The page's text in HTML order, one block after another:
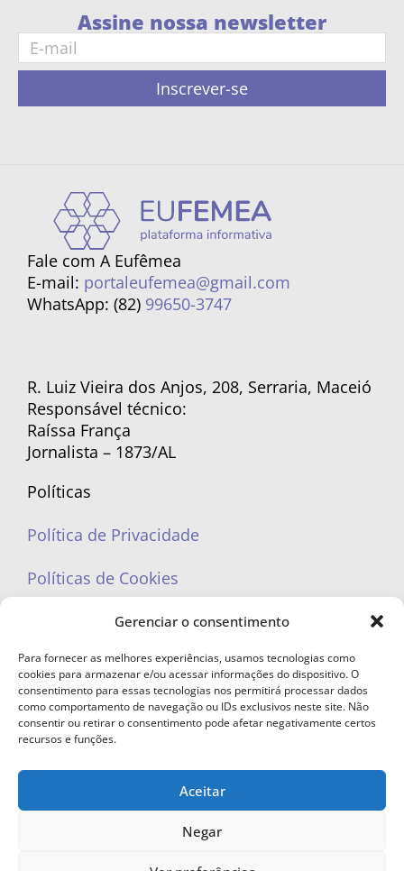
Gerenciar o consentimento
Para fornecer as melhores experiências, usamos tecnologias como
cookies para armazenar e/ou acessar informações do dispositivo. O
consentimento para essas tecnologias nos permitirá processar dados
como comportamento de navegação ou IDs exclusivos neste site. Não
consentir ou retirar o consentimento pode afetar negativamente certos
recursos e funções.
Aceitar
Negar
Assine nossa newsletter
Inscrever-se
Fale com A Eufêmea
E-mail: portaleufemea@gmail.com
WhatsApp: (82) 99650-3747
R. Luiz Vieira dos Anjos, 208, Serraria, Maceió
Responsável técnico:
Raíssa França
Jornalista – 1873/AL
Políticas
Política de Privacidade
Políticas de Cookies
portaleufemea@gmail.com
© Copyright 2023 - Todos os direitos reservados. Proibida cópia total ou
parcial sem autorização.